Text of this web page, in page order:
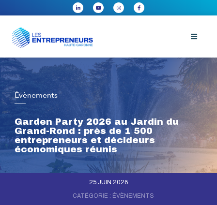
Évènements
Garden Party 2026 au Jardin du
Grand-Rond : près de 1 500
entrepreneurs et décideurs
économiques réunis
25 JUIN 2026
CATÉGORIE : ÉVÈNEMENTS